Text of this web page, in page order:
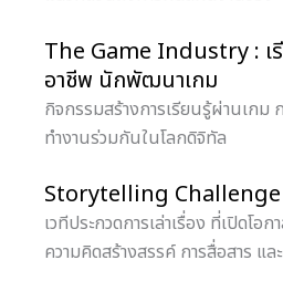
The Game Industry : เ
อาชีพ นักพัฒนาเกม
กิจกรรมสร้างการเรียนรู้ผ่านเกม
ทำงานร่วมกันในโลกดิจิทัล
Storytelling Challenge
เวทีประกวดการเล่าเรื่อง ที่เปิดโอ
ความคิดสร้างสรรค์ การสื่อสาร แล